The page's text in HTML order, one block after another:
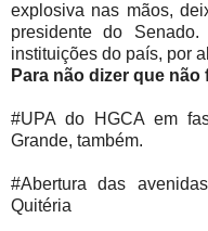
explosiva nas mãos,
presidente do
instituições do país, por
Para não dizer que não
#UPA do HGCA em
Grande, também.
#Abertura das
Quitéria